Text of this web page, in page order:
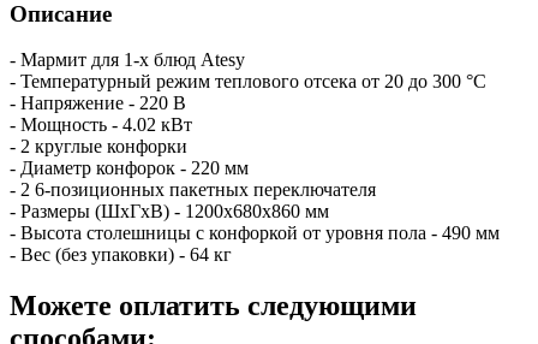
Описание
- Мармит для 1-х блюд Atesy
- Температурный режим теплового отсека от 20 до 300 °C
- Напряжение - 220 В
- Мощность - 4.02 кВт
- 2 круглые конфорки
- Диаметр конфорок - 220 мм
- 2 6-позиционных пакетных переключателя
- Размеры (ШхГхВ) - 1200х680х860 мм
- Высота столешницы с конфоркой от уровня пола - 490 мм
- Вес (без упаковки) - 64 кг
Можете оплатить следующими